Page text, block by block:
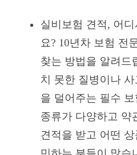
실비보험 견적, 어
요? 10년차 보험 전
찾는 방법을 알려드
치 못한 질병이나
을 덜어주는 필수
종류가 다양하고 약
견적을 받고 어떤